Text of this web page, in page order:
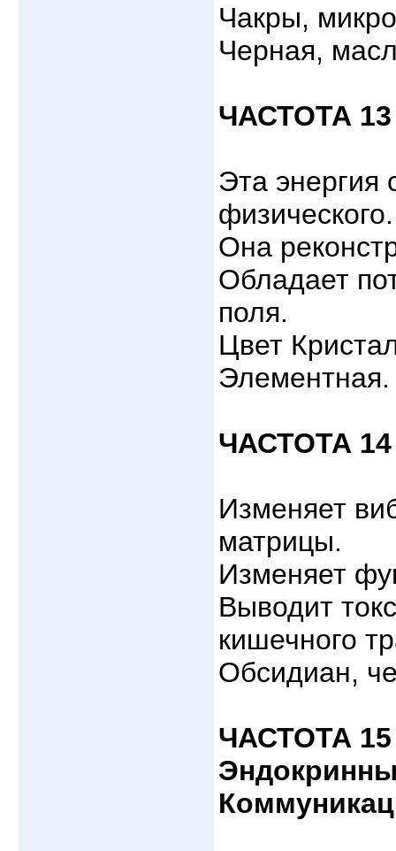
Чакры,
Черная,
ЧАСТОТА 13
Эта энергия
физического.
Она
Обладает
поля.
Цвет
Элементная.
ЧАСТОТА 14
Изменяет
матрицы.
Изменяет
Выводит
кишечного
Обсидиан,
ЧАСТОТА